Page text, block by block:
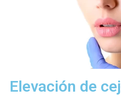
Elevación de